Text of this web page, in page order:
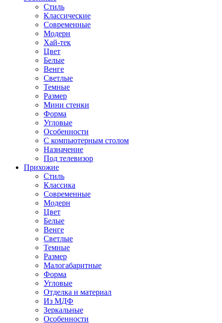
Стиль
Классические
Современные
Модерн
Хай-тек
Цвет
Белые
Венге
Светлые
Темные
Размер
Мини стенки
Форма
Угловые
Особенности
С компьютерным столом
Назначение
Под телевизор
Прихожие
Стиль
Классика
Современные
Модерн
Цвет
Белые
Венге
Светлые
Темные
Размер
Малогабаритные
Форма
Угловые
Отделка и материал
Из МДФ
Зеркальные
Особенности